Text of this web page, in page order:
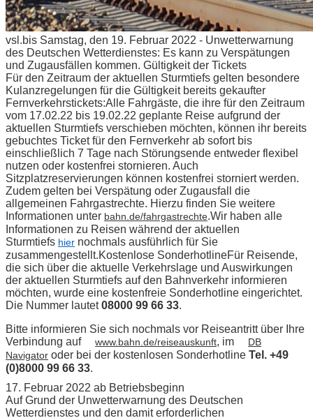
vsl.bis Samstag, den 19. Februar 2022 - Unwetterwarnung
des Deutschen Wetterdienstes: Es kann zu Verspätungen
und Zugausfällen kommen. Gültigkeit der Tickets
Für den Zeitraum der aktuellen Sturmtiefs gelten besondere
Kulanzregelungen für die Gültigkeit bereits gekaufter
Fernverkehrstickets:Alle Fahrgäste, die ihre für den Zeitraum
vom 17.02.22 bis 19.02.22 geplante Reise aufgrund der
aktuellen Sturmtiefs verschieben möchten, können ihr bereits
gebuchtes Ticket für den Fernverkehr ab sofort bis
einschließlich 7 Tage nach Störungsende entweder flexibel
nutzen oder kostenfrei stornieren. Auch
Sitzplatzreservierungen können kostenfrei storniert werden.
Zudem gelten bei Verspätung oder Zugausfall die
allgemeinen Fahrgastrechte. Hierzu finden Sie weitere
Informationen unter bahn.de/fahrgastrechte.Wir haben alle
Informationen zu Reisen während der aktuellen
Sturmtiefs hier nochmals ausführlich für Sie
zusammengestellt.Kostenlose SonderhotlineFür Reisende,
die sich über die aktuelle Verkehrslage und Auswirkungen
der aktuellen Sturmtiefs auf den Bahnverkehr informieren
möchten, wurde eine kostenfreie Sonderhotline eingerichtet.
Die Nummer lautet08000 99 66 33.
Bitte informieren Sie sich nochmals vor Reiseantritt über Ihre
Verbindung auf
www.bahn.de/reiseauskunft, im
DB
Navigator oder bei der kostenlosen Sonderhotline Tel. +49
(0)8000 99 66 33.
17. Februar 2022 ab Betriebsbeginn
Auf Grund der Unwetterwarnung des Deutschen
Wetterdienstes und den damit erforderlichen